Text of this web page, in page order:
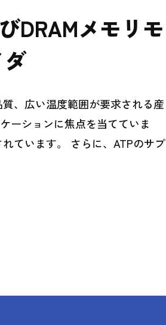
DRAMメモリモ
、広い温度範囲が要求される産
ーションに焦点を当てていま
ています。 さらに、ATPのサプ